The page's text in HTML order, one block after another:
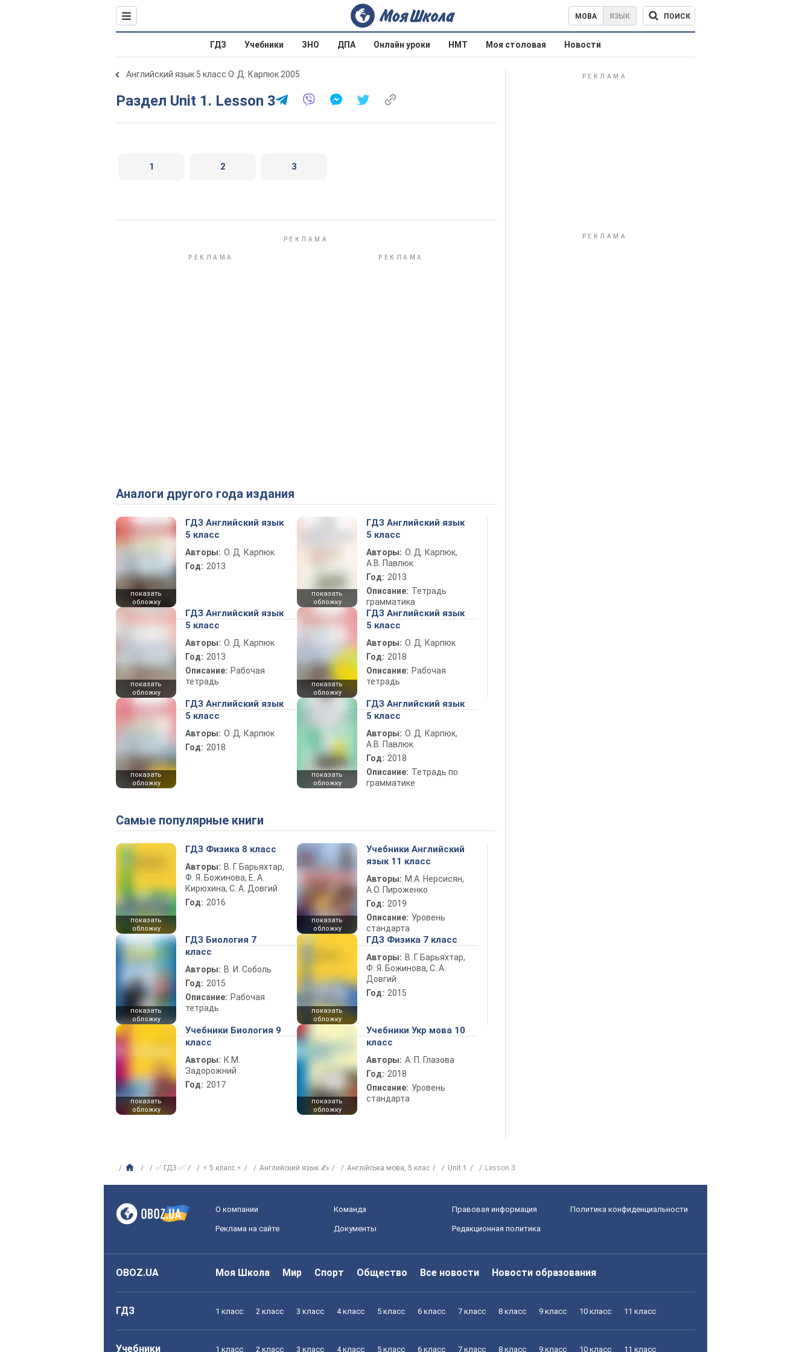
МОВА ЯЗЫК ПОИСК
ГДЗ Учебники ЗНО ДПА Онлайн уроки НМТ Моя столовая Новости
Английский язык 5 класс О. Д. Карпюк 2005
Раздел Unit 1. Lesson 3
1 2 3
Аналоги другого года издания
показать
обложку
ГДЗ Английский язык
5 класс
Авторы: О. Д. Карпюк
Год: 2013
показать
обложку
ГДЗ Английский язык
5 класс
Авторы: О. Д. Карпюк,
А.В. Павлюк
Год: 2013
Описание: Тетрадь
грамматика
показать
обложку
ГДЗ Английский язык
5 класс
Авторы: О. Д. Карпюк
Год: 2013
Описание: Рабочая
тетрадь
показать
обложку
ГДЗ Английский язык
5 класс
Авторы: О. Д. Карпюк
Год: 2018
Описание: Рабочая
тетрадь
показать
обложку
ГДЗ Английский язык
5 класс
Авторы: О. Д. Карпюк
Год: 2018
показать
обложку
ГДЗ Английский язык
5 класс
Авторы: О. Д. Карпюк,
А.В. Павлюк
Год: 2018
Описание: Тетрадь по
грамматике
Самые популярные книги
показать
обложку
ГДЗ Физика 8 класс
Авторы: В. Г. Барьяхтар,
Ф. Я. Божинова, Е. А.
Кирюхина, С. А. Довгий
Год: 2016
показать
обложку
Учебники Английский
язык 11 класс
Авторы: М.А. Нерсисян,
А.О. Пироженко
Год: 2019
Описание: Уровень
стандарта
показать
обложку
ГДЗ Биология 7
класс
Авторы: В. И. Соболь
Год: 2015
Описание: Рабочая
тетрадь
показать
обложку
ГДЗ Физика 7 класс
Авторы: В. Г. Барьяхтар,
Ф. Я. Божинова, С. А.
Довгий
Год: 2015
показать
обложку
Учебники Биология 9
класс
Авторы: К.М.
Задорожний
Год: 2017
показать
обложку
Учебники Укр мова 10
класс
Авторы: А. П. Глазова
Год: 2018
Описание: Уровень
стандарта
✅ ГДЗ ✅ ⚡ 5 класс ⚡ Английский язык ✍ Англiйська мова, 5 клас Unit 1 Lesson 3
О компании Команда Правовая информация Политика конфиденциальности
Реклама на сайте Документы Редакционная политика
OBOZ.UA Моя Школа Мир Спорт Общество Все новости Новости образования
ГДЗ 1 класс 2 класс 3 класс 4 класс 5 класс 6 класс 7 класс 8 класс 9 класс 10 класс 11 класс
Учебники 1 класс 2 класс 3 класс 4 класс 5 класс 6 класс 7 класс 8 класс 9 класс 10 класс 11 класс